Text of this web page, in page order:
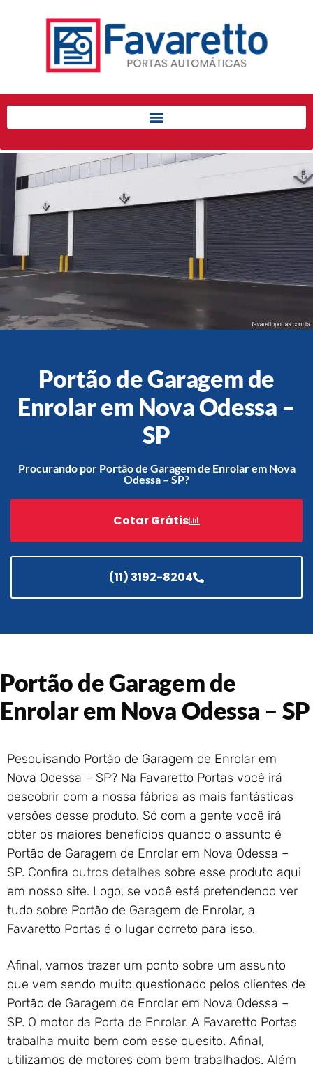
Início
Produtos
Porta de Enrolar Automática
Automatizadores
Acessórios Para Portas de
Enrolar
Pintura eletrostática
Portfólio
Acessórios
Automatização
Portão de Garagem de
Enrolar em Teresópolis – RJ
Enrolar em São Pedro da
Portão de Garagem de
Enrolar em São João de
Meriti – RJ
Portão de Garagem de
Enrolar em Queimados – RJ
Portão de Garagem de
Portão de Garagem de
Enrolar em Paraty – RJ
Portão de Garagem de
Enrolar em Nova Iguaçu – RJ
Portão de Garagem de
Enrolar em Nova Friburgo –
RJ
Portão de Garagem de
Enrolar em Nova Odessa –
SP
Procurando por Portão de Garagem de Enrolar em Nova
Odessa – SP?
Cotar Grátis
(11) 3192-8204
Portão de Garagem de
Enrolar em Nova Odessa – SP
Pesquisando Portão de Garagem de Enrolar em
Nova Odessa – SP? Na Favaretto Portas você irá
descobrir com a nossa fábrica as mais fantásticas
versões desse produto. Só com a gente você irá
obter os maiores benefícios quando o assunto é
Portão de Garagem de Enrolar em Nova Odessa –
SP. Confira outros detalhes sobre esse produto aqui
em nosso site. Logo, se você está pretendendo ver
tudo sobre Portão de Garagem de Enrolar, a
Favaretto Portas é o lugar correto para isso.
Afinal, vamos trazer um ponto sobre um assunto
que vem sendo muito questionado pelos clientes de
Portão de Garagem de Enrolar em Nova Odessa –
SP. O motor da Porta de Enrolar. A Favaretto Portas
trabalha muito bem com esse quesito. Afinal,
utilizamos de motores com bem trabalhados. Além